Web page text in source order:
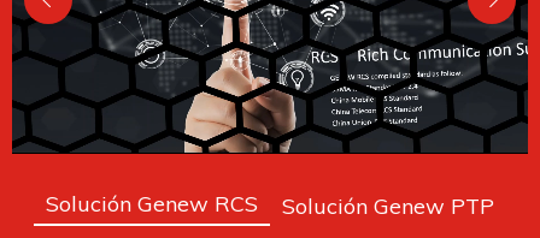
Solución Genew RCS Solución Genew PTP